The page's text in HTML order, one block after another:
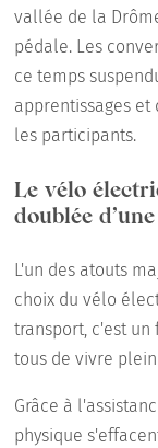
vallée de la
pédale. Les
ce temps
apprentissages
les participants.
Le vélo
doublée
L'un des atouts
choix du vélo
transport, c'est
tous de vivre
Grâce à
physique